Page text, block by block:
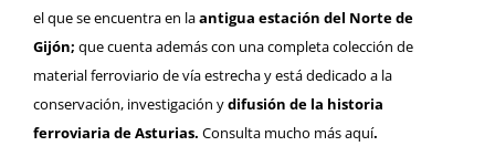
el que se encuentra en laantigua estación del Norte de
Gijón; que cuenta además con una completa colección de
material ferroviario de vía estrecha y está dedicado a la
conservación, investigación ydifusión de la historia
ferroviaria de Asturias. Consulta mucho másaquí.